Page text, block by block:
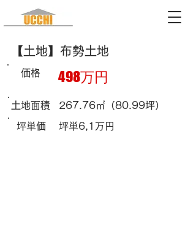
​株式会社トータルエナジーオオタ
ウッチ不動産
鳥取県知事(1)第1450号
ucchi@total-energy-ota.co.jp
【土地】布勢土地
価格 498万円
土地面積 267.76㎡（80.99坪）
坪単価 坪単6,1万円